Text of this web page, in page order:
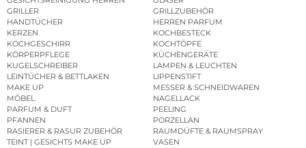
GRILLER
GRILLZUBEHÖR
HANDTÜCHER
HERREN PARFUM
KERZEN
KOCHBESTECK
KOCHGESCHIRR
KOCHTÖPFE
KÖRPERPFLEGE
KÜCHENGERÄTE
KUGELSCHREIBER
LAMPEN & LEUCHTEN
LEINTÜCHER & BETTLAKEN
LIPPENSTIFT
MAKE UP
MESSER & SCHNEIDWAREN
MÖBEL
NAGELLACK
PARFUM & DUFT
PEELING
PFANNEN
PORZELLAN
RASIERER & RASUR ZUBEHÖR
RAUMDÜFTE & RAUMSPRAY
TEINT | GESICHTS MAKE UP
VASEN